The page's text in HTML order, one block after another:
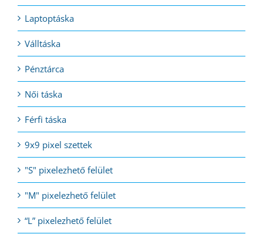
Laptoptáska
Válltáska
Pénztárca
Női táska
Férfi táska
9x9 pixel szettek
"S" pixelezhető felület
"M" pixelezhető felület
“L” pixelezhető felület